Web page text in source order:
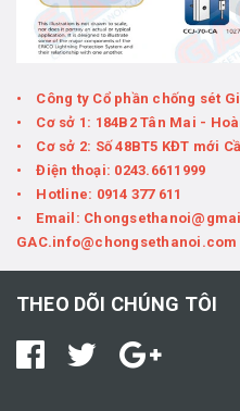
• Công ty Cổ phần chống sét
• Cơ sở 1: 184B2 Tân Mai -
• Cơ sở 2: Số 48BT5 KĐT mới
• Điện thoại: 0243.6611999
• Hotline: 0914 377 611
• Email:
GAC.info@chongsethanoi.com
THEO DÕI CHÚNG TÔI